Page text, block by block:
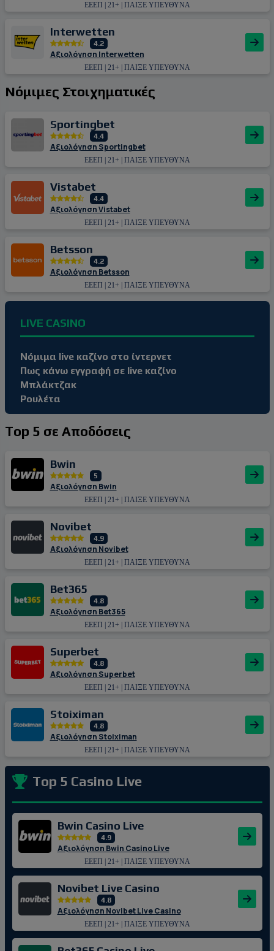
ΕΕΕΠ | 21+ | ΠΑΙΞΕ ΥΠΕΥΘΥΝΑ
Interwetten
4.2
Αξιολόγηση Interwetten
ΕΕΕΠ | 21+ | ΠΑΙΞΕ ΥΠΕΥΘΥΝΑ
Νόμιμες Στοιχηματικές
Sportingbet
4.4
Αξιολόγηση Sportingbet
ΕΕΕΠ | 21+ | ΠΑΙΞΕ ΥΠΕΥΘΥΝΑ
Vistabet
4.4
Αξιολόγηση Vistabet
ΕΕΕΠ | 21+ | ΠΑΙΞΕ ΥΠΕΥΘΥΝΑ
Betsson
4.2
Αξιολόγηση Betsson
ΕΕΕΠ | 21+ | ΠΑΙΞΕ ΥΠΕΥΘΥΝΑ
LIVE CASINO
Νόμιμα live καζίνο στο ίντερνετ
Πως κάνω εγγραφή σε live καζίνο
Μπλάκτζακ
Ρουλέτα
Top 5 σε Αποδόσεις
Bwin
5
Αξιολόγηση Bwin
ΕΕΕΠ | 21+ | ΠΑΙΞΕ ΥΠΕΥΘΥΝΑ
Novibet
4.9
Αξιολόγηση Novibet
ΕΕΕΠ | 21+ | ΠΑΙΞΕ ΥΠΕΥΘΥΝΑ
Bet365
4.8
Αξιολόγηση Bet365
ΕΕΕΠ | 21+ | ΠΑΙΞΕ ΥΠΕΥΘΥΝΑ
Superbet
4.8
Αξιολόγηση Superbet
ΕΕΕΠ | 21+ | ΠΑΙΞΕ ΥΠΕΥΘΥΝΑ
Stoiximan
4.8
Αξιολόγηση Stoiximan
ΕΕΕΠ | 21+ | ΠΑΙΞΕ ΥΠΕΥΘΥΝΑ
Top 5 Casino Live
Bwin Casino Live
4.9
Αξιολόγηση Bwin Casino Live
ΕΕΕΠ | 21+ | ΠΑΙΞΕ ΥΠΕΥΘΥΝΑ
Novibet Live Casino
4.8
Αξιολόγηση Novibet Live Casino
ΕΕΕΠ | 21+ | ΠΑΙΞΕ ΥΠΕΥΘΥΝΑ